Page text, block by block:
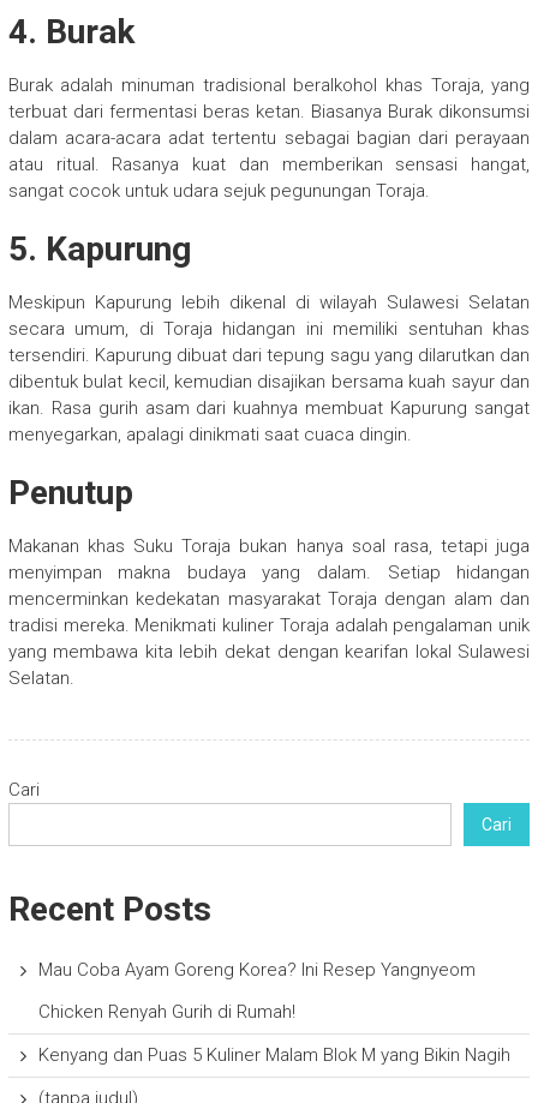
4. Burak
Burak adalah minuman tradisional beralkohol khas Toraja, yang
terbuat dari fermentasi beras ketan. Biasanya Burak dikonsumsi
dalam acara-acara adat tertentu sebagai bagian dari perayaan
atau ritual. Rasanya kuat dan memberikan sensasi hangat,
sangat cocok untuk udara sejuk pegunungan Toraja.
5. Kapurung
Meskipun Kapurung lebih dikenal di wilayah Sulawesi Selatan
secara umum, di Toraja hidangan ini memiliki sentuhan khas
tersendiri. Kapurung dibuat dari tepung sagu yang dilarutkan dan
dibentuk bulat kecil, kemudian disajikan bersama kuah sayur dan
ikan. Rasa gurih asam dari kuahnya membuat Kapurung sangat
menyegarkan, apalagi dinikmati saat cuaca dingin.
Penutup
Makanan khas Suku Toraja bukan hanya soal rasa, tetapi juga
menyimpan makna budaya yang dalam. Setiap hidangan
mencerminkan kedekatan masyarakat Toraja dengan alam dan
tradisi mereka. Menikmati kuliner Toraja adalah pengalaman unik
yang membawa kita lebih dekat dengan kearifan lokal Sulawesi
Selatan.
Cari
Cari
Recent Posts
Mau Coba Ayam Goreng Korea? Ini Resep Yangnyeom
Chicken Renyah Gurih di Rumah!
Kenyang dan Puas 5 Kuliner Malam Blok M yang Bikin Nagih
(tanpa judul)